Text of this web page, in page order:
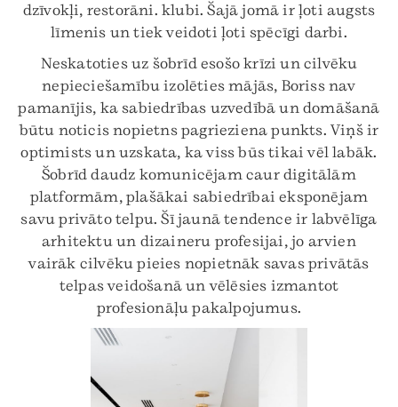
dzīvokļi, restorāni. klubi. Šajā jomā ir ļoti augsts
līmenis un tiek veidoti ļoti spēcīgi darbi.
Neskatoties uz šobrīd esošo krīzi un cilvēku
nepieciešamību izolēties mājās, Boriss nav
pamanījis, ka sabiedrības uzvedībā un domāšanā
būtu noticis nopietns pagrieziena punkts. Viņš ir
optimists un uzskata, ka viss būs tikai vēl labāk.
Šobrīd daudz komunicējam caur digitālām
platformām, plašākai sabiedrībai eksponējam
savu privāto telpu. Šī jaunā tendence ir labvēlīga
arhitektu un dizaineru profesijai, jo arvien
vairāk cilvēku pieies nopietnāk savas privātās
telpas veidošanā un vēlēsies izmantot
profesionāļu pakalpojumus.